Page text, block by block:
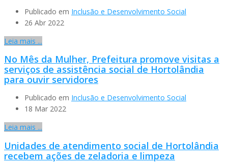
Publicado em Inclusão e Desenvolvimento Social
26 Abr 2022
Leia mais ...
No Mês da Mulher, Prefeitura promove visitas a
serviços de assistência social de Hortolândia
para ouvir servidores
Publicado em Inclusão e Desenvolvimento Social
18 Mar 2022
Leia mais ...
Unidades de atendimento social de Hortolândia
recebem ações de zeladoria e limpeza